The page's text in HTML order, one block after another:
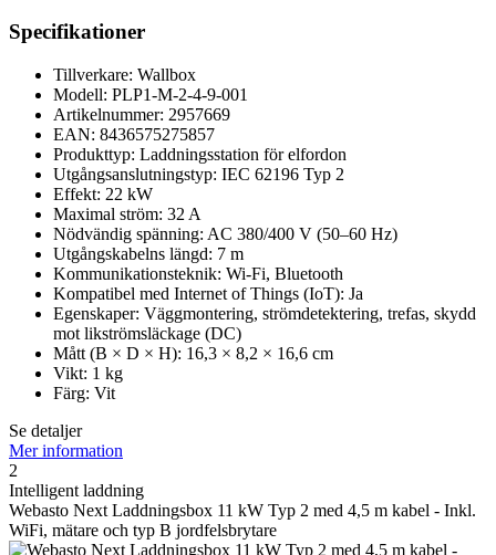
Specifikationer
Tillverkare: Wallbox
Modell: PLP1-M-2-4-9-001
Artikelnummer: 2957669
EAN: 8436575275857
Produkttyp: Laddningsstation för elfordon
Utgångsanslutningstyp: IEC 62196 Typ 2
Effekt: 22 kW
Maximal ström: 32 A
Nödvändig spänning: AC 380/400 V (50–60 Hz)
Utgångskabelns längd: 7 m
Kommunikationsteknik: Wi-Fi, Bluetooth
Kompatibel med Internet of Things (IoT): Ja
Egenskaper: Väggmontering, strömdetektering, trefas, skydd
mot likströmsläckage (DC)
Mått (B × D × H): 16,3 × 8,2 × 16,6 cm
Vikt: 1 kg
Färg: Vit
Se detaljer
Mer information
2
Intelligent laddning
Webasto Next Laddningsbox 11 kW Typ 2 med 4,5 m kabel - Inkl.
WiFi, mätare och typ B jordfelsbrytare